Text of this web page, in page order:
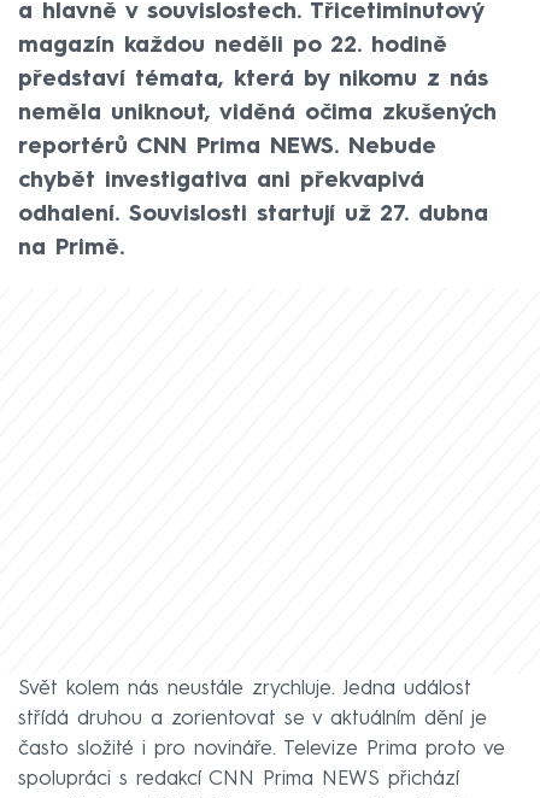
a hlavně v souvislostech. Třicetiminutový
magazín každou neděli po 22. hodině
představí témata, která by nikomu z nás
neměla uniknout, viděná očima zkušených
reportérů CNN Prima NEWS. Nebude
chybět investigativa ani překvapivá
odhalení. Souvislosti startují už 27. dubna
na Primě.
Svět kolem nás neustále zrychluje. Jedna událost
střídá druhou a zorientovat se v aktuálním dění je
často složité i pro novináře. Televize Prima proto ve
spolupráci s redakcí CNN Prima NEWS přichází